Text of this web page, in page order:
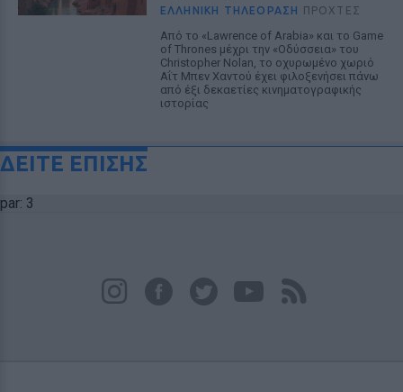
ΕΛΛΗΝΙΚΉ ΤΗΛΕΌΡΑΣΗ ΠΡΟΧΤΈΣ
Από το «Lawrence of Arabia» και το Game
of Thrones μέχρι την «Οδύσσεια» του
Christopher Nolan, το οχυρωμένο χωριό
Αΐτ Μπεν Χαντού έχει φιλοξενήσει πάνω
από έξι δεκαετίες κινηματογραφικής
ιστορίας
ΔΕΙΤΕ ΕΠΙΣΗΣ
par: 3